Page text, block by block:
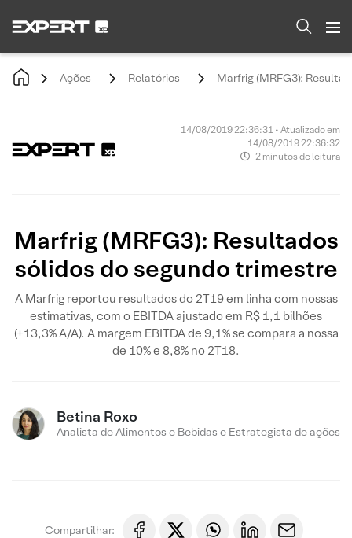
Ações Relatórios Marfrig (MRFG3):
14/08/2019 22:36:31 • Atualizado em
14/08/2019 22:36:32
2 minutos de leitura
Marfrig (MRFG3): Resultados
sólidos do segundo trimestre
A Marfrig reportou resultados do 2T19 em linha com nossas
estimativas, com o EBITDA ajustado em R$ 1,1 bilhões
(+13,3% A/A). A margem EBITDA de 9,1% se compara a nossa
de 10% e 8,8% no 2T18.
Betina Roxo
Analista de Alimentos e Bebidas e Estrategista de ações
Compartilhar: